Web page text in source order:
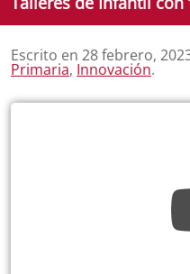
Escrito en 28 febrero,
Primaria, Innovación.